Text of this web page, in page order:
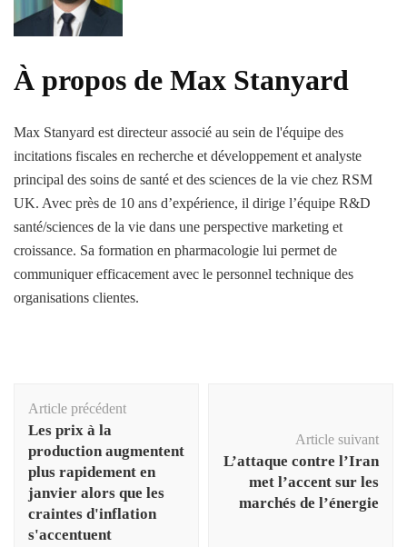
À propos de Max Stanyard
Max Stanyard est directeur associé au sein de l'équipe des
incitations fiscales en recherche et développement et analyste
principal des soins de santé et des sciences de la vie chez RSM
UK. Avec près de 10 ans d’expérience, il dirige l’équipe R&D
santé/sciences de la vie dans une perspective marketing et
croissance. Sa formation en pharmacologie lui permet de
communiquer efficacement avec le personnel technique des
organisations clientes.
d'article
Article précédent
Les prix à la
production augmentent
plus rapidement en
janvier alors que les
craintes d'inflation
s'accentuent
Article suivant
L’attaque contre l’Iran
met l’accent sur les
marchés de l’énergie